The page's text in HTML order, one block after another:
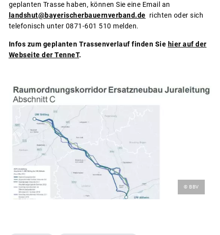
geplanten Trasse haben, können Sie eine Email an
landshut@bayerischerbauernverband.de richten oder sich
telefonisch unter 0871-601 510 melden.
Infos zum geplanten Trassenverlauf finden Sie hier auf der
Webseite der TenneT.
© BBV